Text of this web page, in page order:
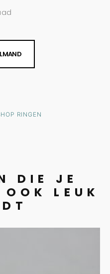
RINGEN
DIE JE
LEUK